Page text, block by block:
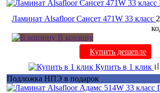
Ламинат Alsafloor Сансет 471W 33 класс
В корзину
Купить дешевле
Купить в 1 клик
Подложка НПЭ в подарок